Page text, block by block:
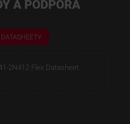
A PODPORA
DATASHEETY
2N412 Flex Datasheet